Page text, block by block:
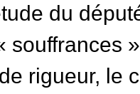
du
souffrances
rigueur, le